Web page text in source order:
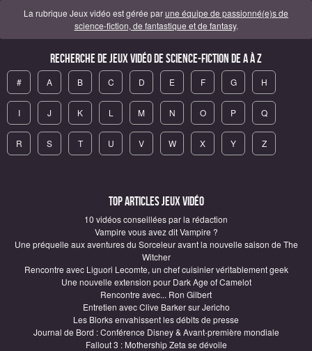
La rubrique Jeux vidéo est gérée parune équipe de passionné(e)s de
science-fiction, de fantastique et de fantasy.
Recherche de Jeux vidéo de science-fiction de A à Z
# A B C D E F G H
I J K L M N O P Q
R S T U V W X Y Z
Top articles Jeux vidéo
10 vidéos conseillées par la rédaction
Vampire vous avez dit Vampire ?
Une préquelle aux aventures du Sorceleur avant la nouvelle saison de The
Witcher
Rencontre avec Liguori Lecomte, un chef cuisinier véritablement geek
Une nouvelle extension pour Dark Age of Camelot
Rencontre avec... Ron Gilbert
Entretien avec Clive Barker sur Jericho
Les Blorks envahissent les débits de presse
Journal de Bord : Conférence Disney & Avant-première mondiale
Fallout 3 : Mothership Zeta se dévoile